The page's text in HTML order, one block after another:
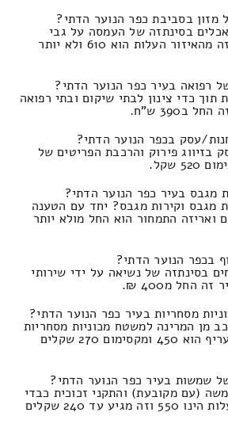
בסביבת כפר הנוער הדתי?
בסינתזה של העמסה על גבי
מרצפות ומשטחים ואריזה מהאיזור העלות הוא 610 ולא יותר
רפואה בעיר כפר הנוער הדתי?
כדי צינון לבתי שיקום ובתי רפואה
ב390 ש"ח.
עסק בכפר הנוער הדתי?
בזיווג פירוק והרכבת הפריטים של
שקל.
מגבס בעיר כפר הנוער הדתי?
מגבס וקירות מגבס? יחד עם הטענה
ואריזה התמחור הוא החל מולא יותר
בכפר הנוער הדתי?
בסינתזה של נשיאה על ידי שירותי
החל מ400 ₪.
מסחריות בעיר כפר הנוער הדתי?
מן המרינה למשטח מכוניות מסחריות
הובלת כלי תחבורה התעריף הוא 450 ומקסימום 270 שקלים
שמשות בעיר כפר הנוער הדתי?
(עם מקובעת) והתקני זכוכית כבדי
משקל על ידי הנפות העלות הינו 550 וזה מגיע עד 240 שקלים